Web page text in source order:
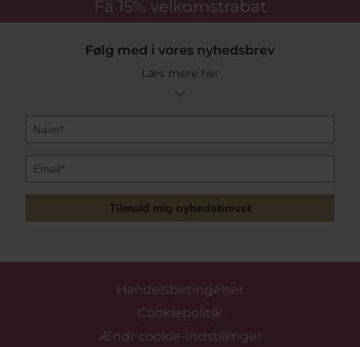
Få 15% velkomstrabat
Følg med i vores nyhedsbrev
Læs mere her
Tilmeld mig nyhedsbrevet
Handelsbetingelser
Cookiepolitik
Ændr cookie-indstillinger